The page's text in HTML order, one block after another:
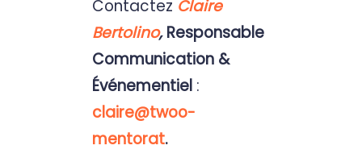
Contactez Claire
Bertolino,Responsable
Communication &
Événementiel:
claire@twoo-
mentorat.